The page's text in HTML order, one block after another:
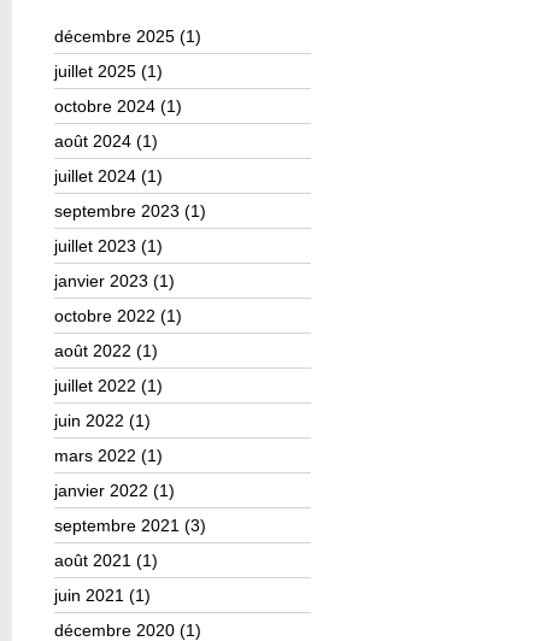
décembre 2025 (1)
juillet 2025 (1)
octobre 2024 (1)
août 2024 (1)
juillet 2024 (1)
septembre 2023 (1)
juillet 2023 (1)
janvier 2023 (1)
octobre 2022 (1)
août 2022 (1)
juillet 2022 (1)
juin 2022 (1)
mars 2022 (1)
janvier 2022 (1)
septembre 2021 (3)
août 2021 (1)
juin 2021 (1)
décembre 2020 (1)